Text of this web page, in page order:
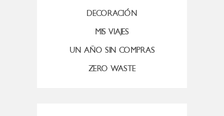
DECORACIÓN
MIS VIAJES
UN AÑO SIN COMPRAS
ZERO WASTE